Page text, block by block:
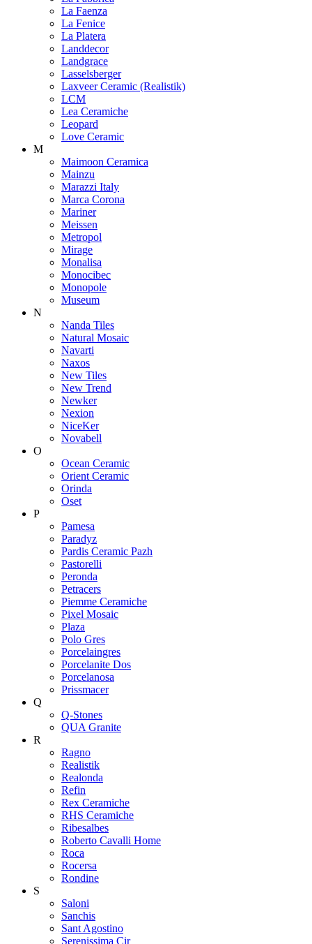
La Faenza
La Fenice
La Platera
Landdecor
Landgrace
Lasselsberger
Laxveer Ceramic (Realistik)
LCM
Lea Ceramiche
Leopard
Love Ceramic
M
Maimoon Ceramica
Mainzu
Marazzi Italy
Marca Corona
Mariner
Meissen
Metropol
Mirage
Monalisa
Monocibec
Monopole
Museum
N
Nanda Tiles
Natural Mosaic
Navarti
Naxos
New Tiles
New Trend
Newker
Nexion
NiceKer
Novabell
O
Ocean Ceramic
Orient Ceramic
Orinda
Oset
P
Pamesa
Paradyz
Pardis Ceramic Pazh
Pastorelli
Peronda
Petracers
Piemme Ceramiche
Pixel Mosaic
Plaza
Polo Gres
Porcelaingres
Porcelanite Dos
Porcelanosa
Prissmacer
Q
Q-Stones
QUA Granite
R
Ragno
Realistik
Realonda
Refin
Rex Ceramiche
RHS Ceramiche
Ribesalbes
Roberto Cavalli Home
Roca
Rocersa
Rondine
S
Saloni
Sanchis
Sant Agostino
Serenissima Cir